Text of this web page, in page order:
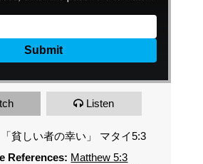
Listen
貧しい者の幸い」 マタイ5:3
References: Matthew 5:3